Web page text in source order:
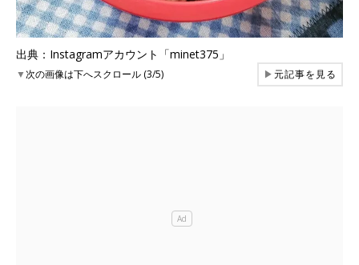
出典：Instagramアカウント「minet375」
▼次の画像は下へスクロール (3/5) ▶元記事を見る